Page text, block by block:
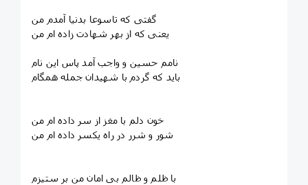
گفتی که تاسوعا بدنیا آمدم من
یعنی که از بهر شهادت زاده ام من
نامم حسین و واجب آمد پاس این نام
باید که گردم با شهیدان جمله همگام
خون دلم با مغز از سر داده ام من
شور و شرر در راه یکسر داده ام من
با ظلم و ظالم بی امان من بر ستیزم